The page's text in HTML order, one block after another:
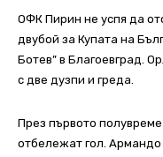
ОФК Пирин не успя да
двубой за Купата на
Ботев” в Благоевград.
с две дузпи и греда.
През първото
отбележат гол.